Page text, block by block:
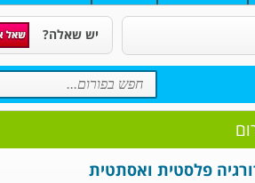
יש שאלה?
פלסטית ואסתטית